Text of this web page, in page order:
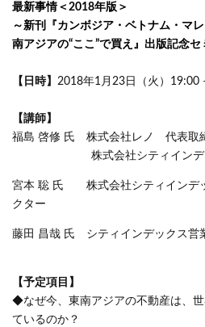
最新事情＜2018年版＞
～新刊『カンボジア・ベトナム・マ
南アジアの“ここ”で買え』出版記念セ
【日時】 2018年1月23日（火）19:00
【講師】
福島 啓修 氏 株式会社レノ 代表取
株式会社シティインデッ
宮本 聡 氏 株式会社シティインデ
クター
藤田 昌哉 氏 シティインデックス
【予定項目】
◆なぜ今、東南アジアの不動産は、
ているのか？